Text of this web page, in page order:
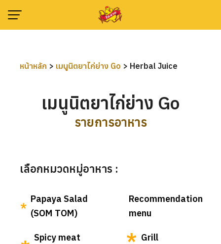
content
หน้าหลัก > เมนูนิตยาไก่ย่าง Go > Herbal Juice
เมนูนิตยาไก่ย่าง Go
รายการอาหาร
เลือกหมวดหมู่อาหาร :
Papaya Salad
(SOM TOM)
Recommendation
menu
Spicy meat
Grill